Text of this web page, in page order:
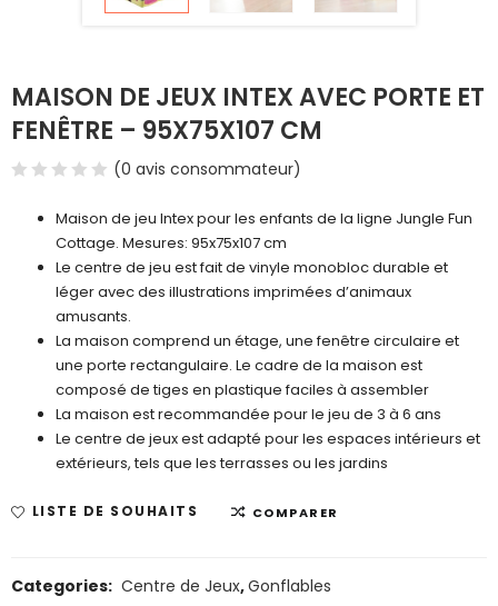
MAISON DE JEUX INTEX AVEC PORTE ET
FENÊTRE – 95X75X107 CM
(0 avis consommateur)
Maison de jeu Intex pour les enfants de la ligne Jungle Fun
Cottage. Mesures: 95x75x107 cm
Le centre de jeu est fait de vinyle monobloc durable et
léger avec des illustrations imprimées d’animaux
amusants.
La maison comprend un étage, une fenêtre circulaire et
une porte rectangulaire. Le cadre de la maison est
composé de tiges en plastique faciles à assembler
La maison est recommandée pour le jeu de 3 à 6 ans
Le centre de jeux est adapté pour les espaces intérieurs et
extérieurs, tels que les terrasses ou les jardins
LISTE DE SOUHAITS COMPARER
Categories: Centre de Jeux,Gonflables